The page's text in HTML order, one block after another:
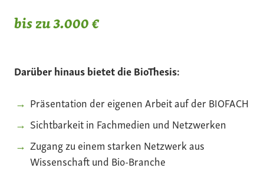
bis zu 3.000 €
Darüber hinaus bietet die BioThesis:
Präsentation der eigenen Arbeit auf der BIOFACH
Sichtbarkeit in Fachmedien und Netzwerken
Zugang zu einem starken Netzwerk aus
Wissenschaft und Bio-Branche